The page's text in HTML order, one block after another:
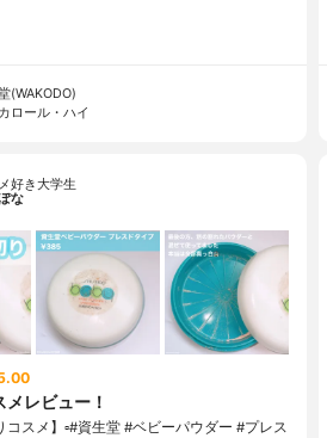
(WAKODO)
ロール・ハイ
好き大学生
な
レビュー！
コスメ】▫️#資生堂 #ベビーパウダー #プレス